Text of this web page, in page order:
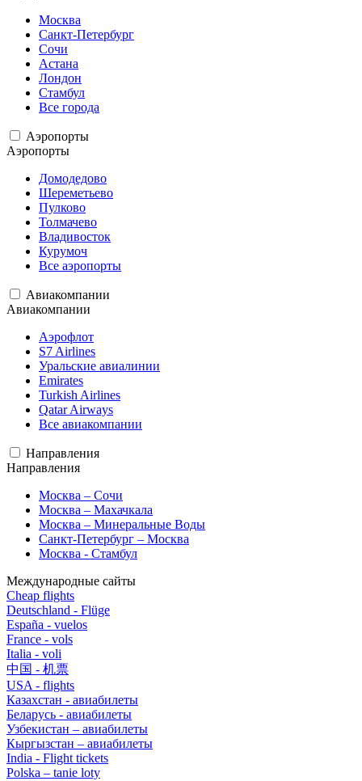
Москва
Санкт-Петербург
Сочи
Астана
Лондон
Стамбул
Все города
Аэропорты
Аэропорты
Домодедово
Шереметьево
Пулково
Толмачево
Владивосток
Курумоч
Все аэропорты
Авиакомпании
Авиакомпании
Аэрофлот
S7 Airlines
Уральские авиалинии
Emirates
Turkish Airlines
Qatar Airways
Все авиакомпании
Направления
Направления
Москва – Сочи
Москва – Махачкала
Москва – Минеральные Воды
Санкт-Петербург – Москва
Москва - Стамбул
Международные сайты
Cheap flights
Deutschland - Flüge
España - vuelos
France - vols
Italia - voli
中国 - 机票
USA - flights
Казахстан - авиабилеты
Беларусь - авиабилеты
Узбекистан – авиабилеты
Кыргызстан – авиабилеты
India - Flight tickets
Polska – tanie loty